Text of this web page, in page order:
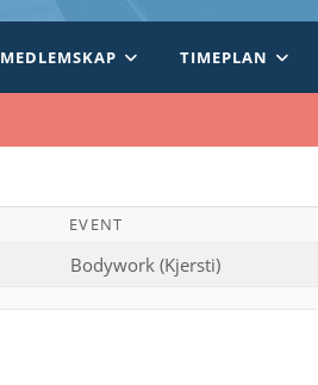
MEDLEMSKAP TIMEPLAN
EVENT
Bodywork (Kjersti)